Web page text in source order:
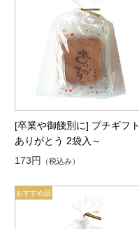
[卒業や御餞別に] プチギフト
ありがとう 2袋入～
173円
（税込み）